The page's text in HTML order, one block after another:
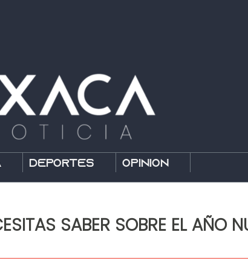
Deportes Opinión
SABER SOBRE EL AÑO